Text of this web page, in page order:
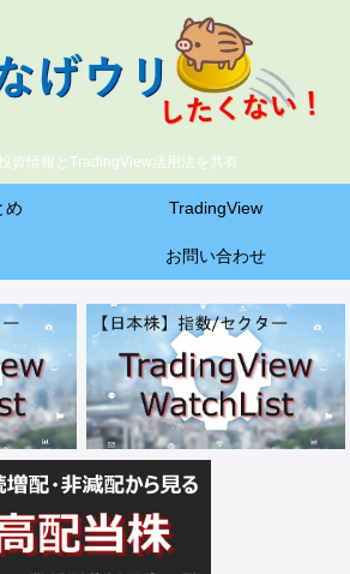
資情報とTradingView活用法を共有
め TradingView
お問い合わせ